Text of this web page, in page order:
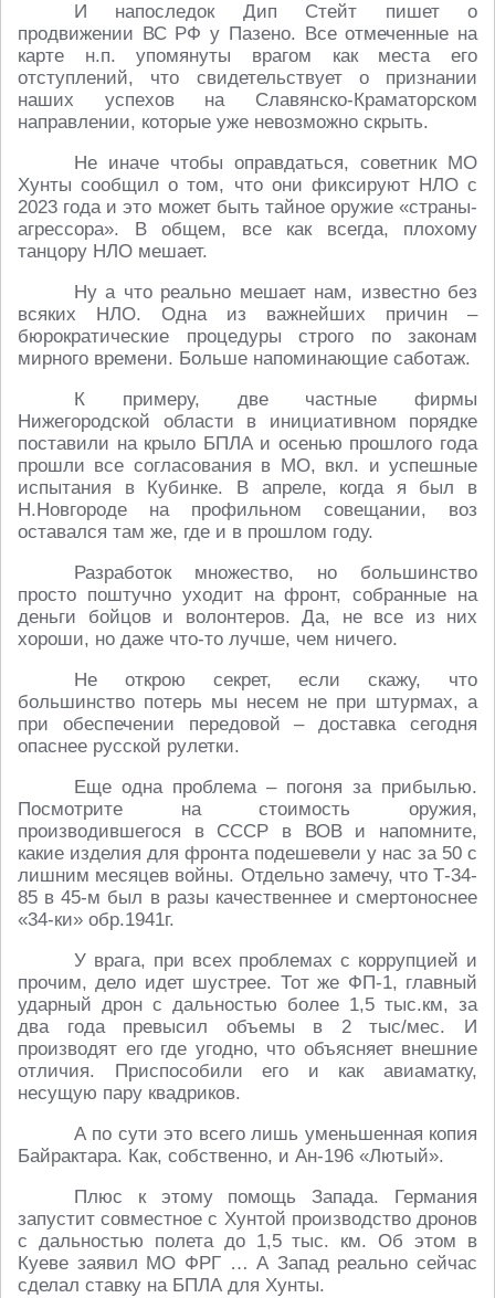
И напоследок Дип Стейт пишет о
продвижении ВС РФ у Пазено. Все отмеченные на
карте н.п. упомянуты врагом как места его
отступлений, что свидетельствует о признании
наших успехов на Славянско-Краматорском
направлении, которые уже невозможно скрыть.
Не иначе чтобы оправдаться, советник МО
Хунты сообщил о том, что они фиксируют НЛО с
2023 года и это может быть тайное оружие «страны-
агрессора». В общем, все как всегда, плохому
танцору НЛО мешает.
Ну а что реально мешает нам, известно без
всяких НЛО. Одна из важнейших причин –
бюрократические процедуры строго по законам
мирного времени. Больше напоминающие саботаж.
К примеру, две частные фирмы
Нижегородской области в инициативном порядке
поставили на крыло БПЛА и осенью прошлого года
прошли все согласования в МО, вкл. и успешные
испытания в Кубинке. В апреле, когда я был в
Н.Новгороде на профильном совещании, воз
оставался там же, где и в прошлом году.
Разработок множество, но большинство
просто поштучно уходит на фронт, собранные на
деньги бойцов и волонтеров. Да, не все из них
хороши, но даже что-то лучше, чем ничего.
Не открою секрет, если скажу, что
большинство потерь мы несем не при штурмах, а
при обеспечении передовой – доставка сегодня
опаснее русской рулетки.
Еще одна проблема – погоня за прибылью.
Посмотрите на стоимость оружия,
производившегося в СССР в ВОВ и напомните,
какие изделия для фронта подешевели у нас за 50 с
лишним месяцев войны. Отдельно замечу, что Т-34-
85 в 45-м был в разы качественнее и смертоноснее
«34-ки» обр.1941г.
У врага, при всех проблемах с коррупцией и
прочим, дело идет шустрее. Тот же ФП-1, главный
ударный дрон с дальностью более 1,5 тыс.км, за
два года превысил объемы в 2 тыс/мес. И
производят его где угодно, что объясняет внешние
отличия. Приспособили его и как авиаматку,
несущую пару квадриков.
А по сути это всего лишь уменьшенная копия
Байрактара. Как, собственно, и Ан-196 «Лютый».
Плюс к этому помощь Запада. Германия
запустит совместное с Хунтой производство дронов
с дальностью полета до 1,5 тыс. км. Об этом в
Куеве заявил МО ФРГ … А Запад реально сейчас
сделал ставку на БПЛА для Хунты.